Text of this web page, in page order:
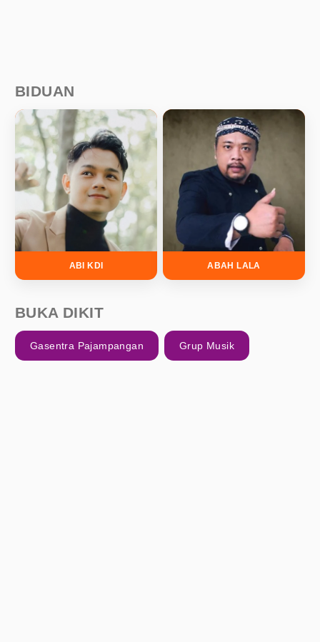
BIDUAN
ABI KDI ABAH LALA
BUKA DIKIT
Gasentra Pajampangan Grup Musik